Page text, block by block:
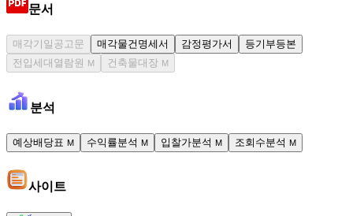
문서
매각기일공고문 매각물건명세서 감정평가서
등기부등본
전입세대열람원
M 건축물대장 M
분석
예상배당표 M 수익률분석 M 입찰가분석 M 조회수분석 M
사이트